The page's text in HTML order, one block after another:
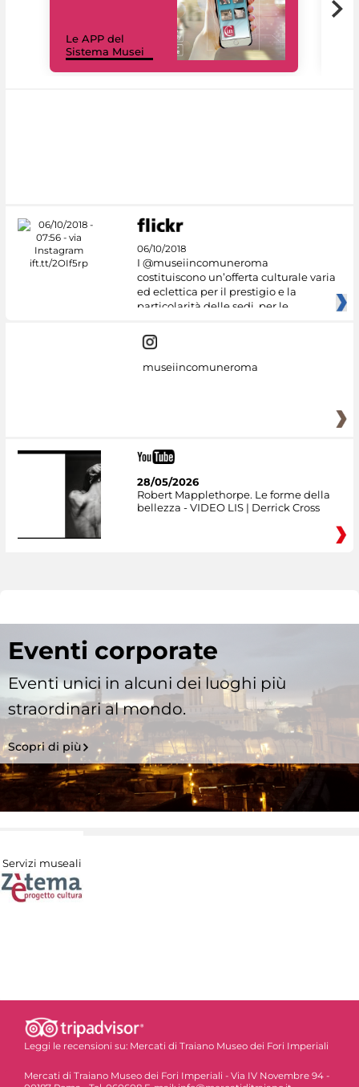
Le APP del
Sistema Musei
06/10/2018
I @museiincomuneroma
costituiscono un’offerta culturale varia
ed eclettica per il prestigio e la
particolarità delle sedi, per le
museiincomuneroma
28/05/2026
Robert Mapplethorpe. Le forme della
bellezza - VIDEO LIS | Derrick Cross
Eventi corporate
Eventi unici in alcuni dei luoghi più
straordinari al mondo.
Scopri di più
Servizi museali
Leggi le recensioni su: Mercati di Traiano Museo dei Fori Imperiali
Mercati di Traiano Museo dei Fori Imperiali - Via IV Novembre 94 -